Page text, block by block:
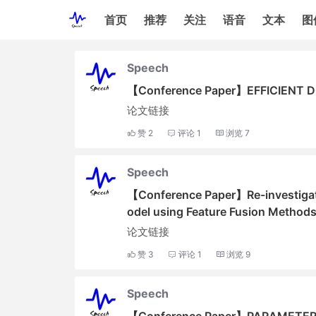
首页 推荐 关注 语音 文本
Speech
【Conference Paper】EFFICIENT
论文链接
赞 2 评论 1 浏览 7
Speech
【Conference Paper】Re-
odel using Feature Fusion Methods
论文链接
赞 3 评论 1 浏览 9
Speech